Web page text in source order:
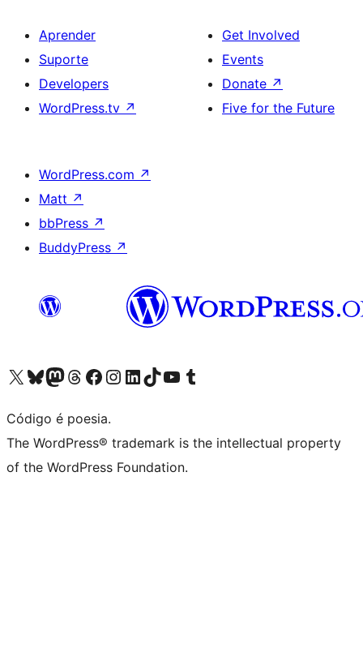
Aprender
Suporte
Developers
WordPress.tv ↗
Get Involved
Events
Donate ↗
Five for the Future
WordPress.com ↗
Matt ↗
bbPress ↗
BuddyPress ↗
Visite a nossa conta X (antigo Twitter)
Visit our Bluesky account
Visit our Mastodon account
Visit our Threads account
Visite a nossa página do Facebook
Visite a nossa conta no Instagram
Visite a nossa conta no LinkedIn
Visit our TikTok account
Visit our YouTube channel
Visit our Tumblr account
Código é poesia.
The WordPress® trademark is the intellectual property
of the WordPress Foundation.